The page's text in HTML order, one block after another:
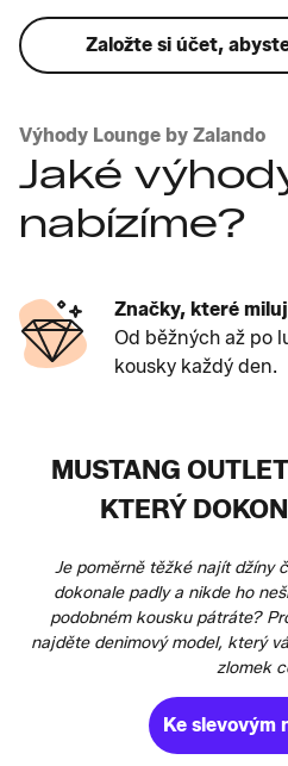
Založte si účet,
Výhody Lounge by Zalando
Jaké
nabízíme?
Značky, které
Od běžných až po
kousky každý den.
MUSTANG
KTERÝ
Je poměrně těžké najít džíny
dokonale padly a nikde ho
podobném kousku pátráte?
najděte denimový model, který
zlomek
Ke slevovým